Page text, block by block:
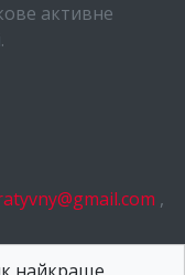
активне
,